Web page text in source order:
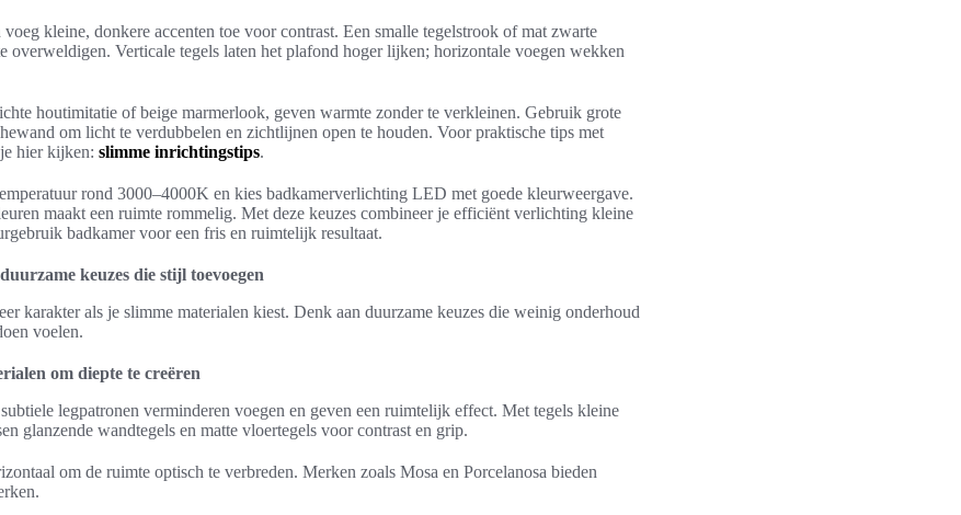
kleine, donkere accenten toe voor contrast. Een smalle tegelstrook of mat zwarte
overweldigen. Verticale tegels laten het plafond hoger lijken; horizontale voegen wekken
houtimitatie of beige marmerlook, geven warmte zonder te verkleinen. Gebruik grote
om licht te verdubbelen en zichtlijnen open te houden. Voor praktische tips met
hier kijken: slimme inrichtingstips.
rond 3000–4000K en kies badkamerverlichting LED met goede kleurweergave.
maakt een ruimte rommelig. Met deze keuzes combineer je efficiënt verlichting kleine
badkamer voor een fris en ruimtelijk resultaat.
keuzes die stijl toevoegen
karakter als je slimme materialen kiest. Denk aan duurzame keuzes die weinig onderhoud
voelen.
om diepte te creëren
legpatronen verminderen voegen en geven een ruimtelijk effect. Met tegels kleine
glanzende wandtegels en matte vloertegels voor contrast en grip.
om de ruimte optisch te verbreden. Merken zoals Mosa en Porcelanosa bieden